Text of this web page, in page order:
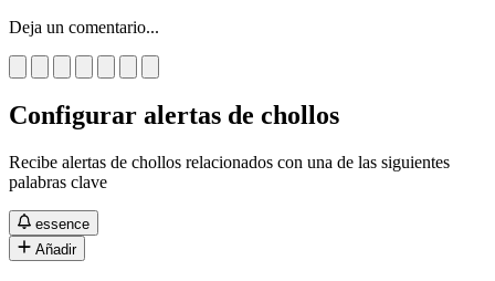
Deja un comentario...
Configurar alertas de chollos
Recibe alertas de chollos relacionados con una de las siguientes
palabras clave
essence
Añadir